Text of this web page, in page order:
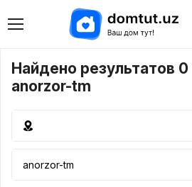
Найдено результатов 0
anorzor-tm